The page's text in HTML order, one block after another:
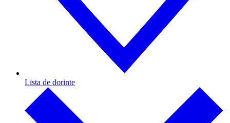
Lista de dorinte